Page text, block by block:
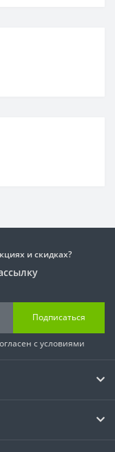
и скидках?
Подписаться
с условиями